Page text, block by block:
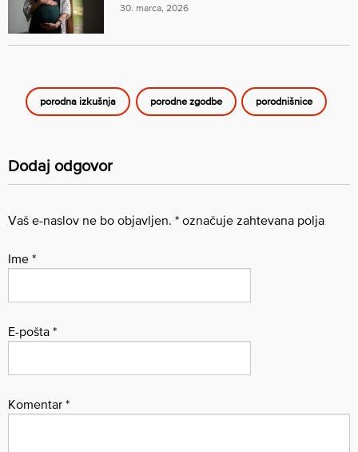
30. marca, 2026
porodna izkušnja porodne zgodbe porodnišnice
Dodaj odgovor
Vaš e-naslov ne bo objavljen. * označuje zahtevana polja
Ime *
E-pošta *
Komentar *